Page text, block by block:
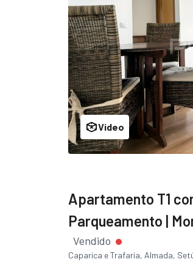
Video
Apartamento T1
Parqueamento |
Vendido
Caparica e Trafaria, Almada,